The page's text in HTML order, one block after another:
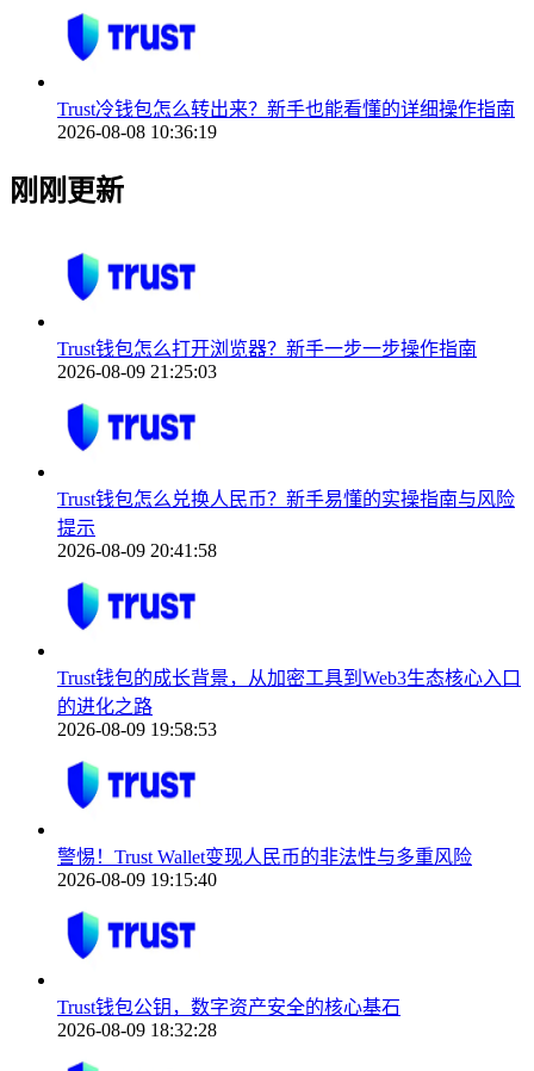
Trust冷钱包怎么转出来？新手也能看懂的详细操作指南
2026-08-08 10:36:19
刚刚更新
Trust钱包怎么打开浏览器？新手一步一步操作指南
2026-08-09 21:25:03
Trust钱包怎么兑换人民币？新手易懂的实操指南与风险
提示
2026-08-09 20:41:58
Trust钱包的成长背景，从加密工具到Web3生态核心入口
的进化之路
2026-08-09 19:58:53
警惕！Trust Wallet变现人民币的非法性与多重风险
2026-08-09 19:15:40
Trust钱包公钥，数字资产安全的核心基石
2026-08-09 18:32:28